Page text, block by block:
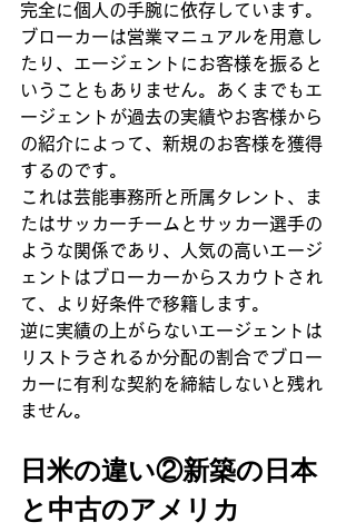
完全に個人の手腕に依存しています。
ブローカーは営業マニュアルを用意し
たり、エージェントにお客様を振ると
いうこともありません。あくまでもエ
ージェントが過去の実績やお客様から
の紹介によって、新規のお客様を獲得
するのです。
これは芸能事務所と所属タレント、ま
たはサッカーチームとサッカー選手の
ような関係であり、人気の高いエージ
ェントはブローカーからスカウトされ
て、より好条件で移籍します。
逆に実績の上がらないエージェントは
リストラされるか分配の割合でブロー
カーに有利な契約を締結しないと残れ
ません。
日米の違い②新築の日本
と中古のアメリカ